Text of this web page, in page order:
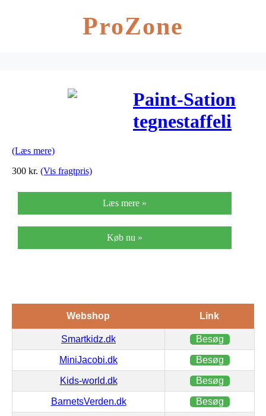
ProZone
Paint-Sation
tegnestaffeli
(Læs mere)
300 kr. (Vis fragtpris)
Læs mere »
Køb nu »
Webshop Link
Smartkidz.dk Besøg
MiniJacobi.dk Besøg
Kids-world.dk Besøg
BarnetsVerden.dk Besøg